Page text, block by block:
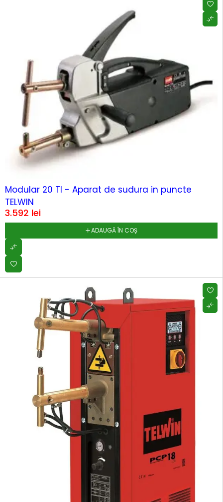
Modular 20 TI - Aparat de sudura in puncte
TELWIN
3.592 lei
ADAUGĂ ÎN COȘ